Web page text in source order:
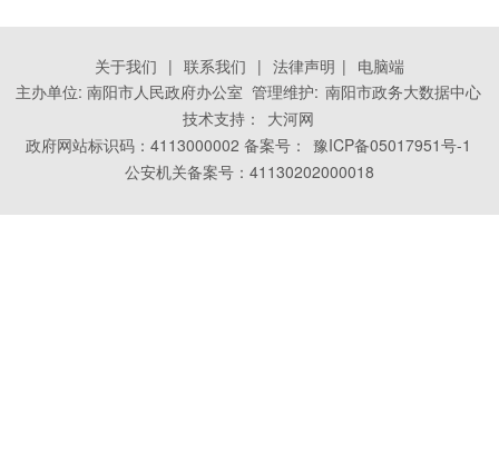
关于我们 | 联系我们 | 法律声明 | 电脑端
主办单位: 南阳市人民政府办公室 管理维护: 南阳市政务大数据中心
技术支持：
大河网
政府网站标识码：4113000002 备案号： 豫ICP备05017951号-1
公安机关备案号：41130202000018